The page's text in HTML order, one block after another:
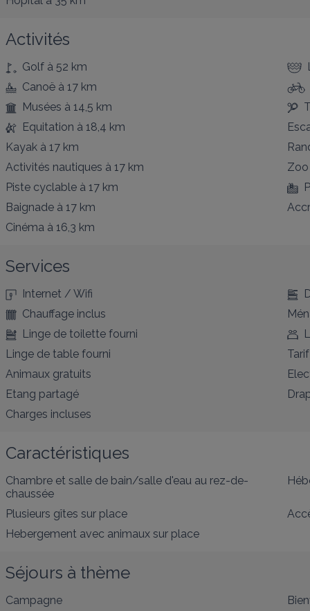
Activités
Golf à 52 km
Canoë à 17 km
Musées à 14,5 km
Equitation à 18,4 km
Kayak à 17 km
Activités nautiques à 17 km Zoo
Piste cyclable à 17 km
Baignade à 17 km
Cinéma à 16,3 km
Services
Internet / Wifi
Chauffage inclus
Linge de toilette fourni
Linge de table fourni
Animaux gratuits
Etang partagé
Charges incluses
Caractéristiques
Chambre et salle de bain/salle d'eau au rez-de-
chaussée
Plusieurs gîtes sur place
Hebergement avec animaux sur place
Séjours à thème
Campagne